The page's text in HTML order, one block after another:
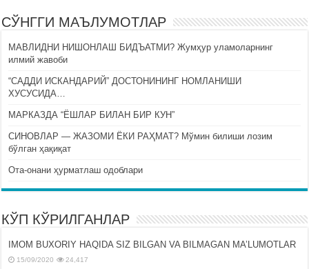
СЎНГГИ МАЪЛУМОТЛАР
МАВЛИДНИ НИШОНЛАШ БИДЪАТМИ? Жумҳур уламоларнинг
илмий жавоби
“САДДИ ИСКАНДАРИЙ” ДОСТОНИНИНГ НОМЛАНИШИ
ХУСУСИДА…
МАРКАЗДА “ЁШЛАР БИЛАН БИР КУН”
СИНОВЛАР — ЖАЗОМИ ЁКИ РАҲМАТ? Мўмин билиши лозим
бўлган ҳақиқат
Ота-онани ҳурматлаш одоблари
КЎП КЎРИЛГАНЛАР
IMOM BUXORIY HAQIDA SIZ BILGAN VA BILMAGAN MA’LUMOTLAR
15/09/2020 24,417